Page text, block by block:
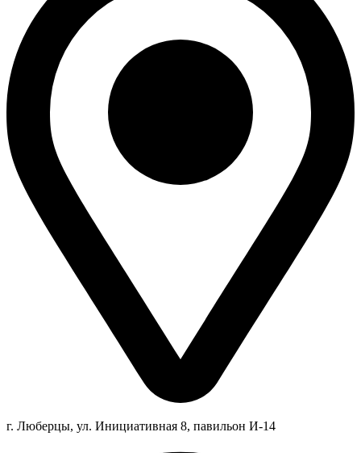
г. Люберцы, ул. Инициативная 8, павильон И-14